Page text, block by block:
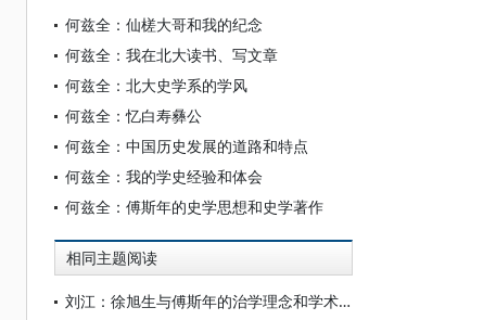
何兹全：仙槎大哥和我的纪念
何兹全：我在北大读书、写文章
何兹全：北大史学系的学风
何兹全：忆白寿彝公
何兹全：中国历史发展的道路和特点
何兹全：我的学史经验和体会
何兹全：傅斯年的史学思想和史学著作
相同主题阅读
刘江：徐旭生与傅斯年的治学理念和学术交流